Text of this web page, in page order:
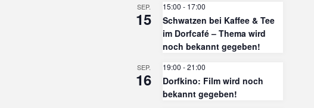
SEP.
15
15:00 - 17:00
Schwatzen bei Kaffee & Tee
im Dorfcafé – Thema wird
noch bekannt gegeben!
SEP.
16
19:00 -21:00
Dorfkino: Film wird noch
bekannt gegeben!